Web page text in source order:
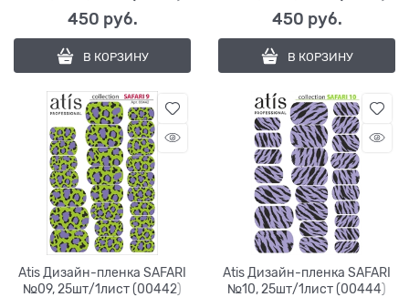
450 руб.
В КОРЗИНУ
450 руб.
В КОРЗИНУ
Atis Дизайн-пленка SAFARI
№09, 25шт/1лист (00442)
Atis Дизайн-пленка SAFARI
№10, 25шт/1лист (00444)